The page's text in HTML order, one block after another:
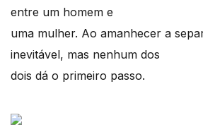
entre um homem e
uma mulher. Ao amanhecer a
inevitável, mas nenhum dos
dois dá o primeiro passo.